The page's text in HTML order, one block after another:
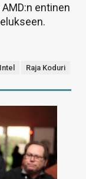
entinen
Intel Raja Koduri